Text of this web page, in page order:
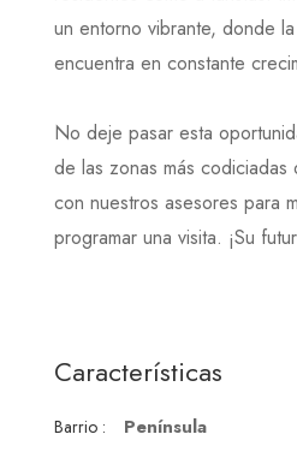
un entorno vibrante, donde
encuentra en constante
No deje pasar esta
de las zonas más codiciadas
con nuestros asesores para
programar una visita. ¡Su
Características
Barrio : Península